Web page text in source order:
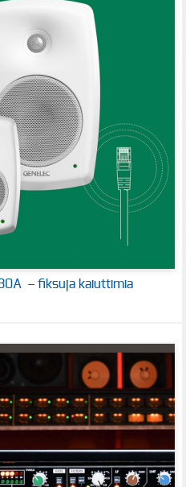
– fiksuja kaiuttimia